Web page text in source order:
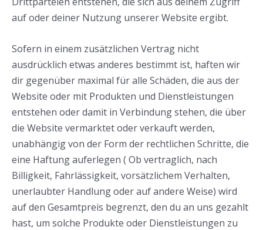
auf oder deiner Nutzung unserer Website ergibt.
Sofern in einem zusätzlichen Vertrag nicht
ausdrücklich etwas anderes bestimmt ist, haften wir
dir gegenüber maximal für alle Schäden, die aus der
Website oder mit Produkten und Dienstleistungen
entstehen oder damit in Verbindung stehen, die über
die Website vermarktet oder verkauft werden,
unabhängig von der Form der rechtlichen Schritte, die
eine Haftung auferlegen ( Ob vertraglich, nach
Billigkeit, Fahrlässigkeit, vorsätzlichem Verhalten,
unerlaubter Handlung oder auf andere Weise) wird
auf den Gesamtpreis begrenzt, den du an uns gezahlt
hast, um solche Produkte oder Dienstleistungen zu